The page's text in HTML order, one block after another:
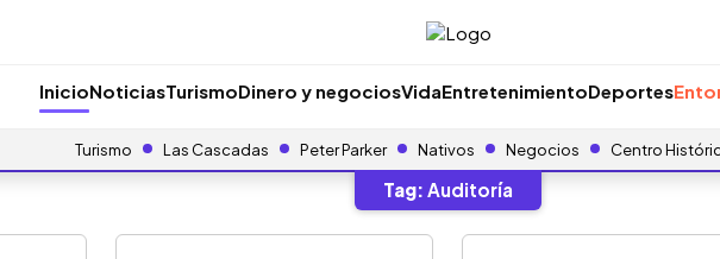
InicioNoticiasTurismoDinero y negociosVidaEntretenimientoDeportes
Turismo Las Cascadas Peter Parker Nativos Negocios Centro
Tag: Auditoría